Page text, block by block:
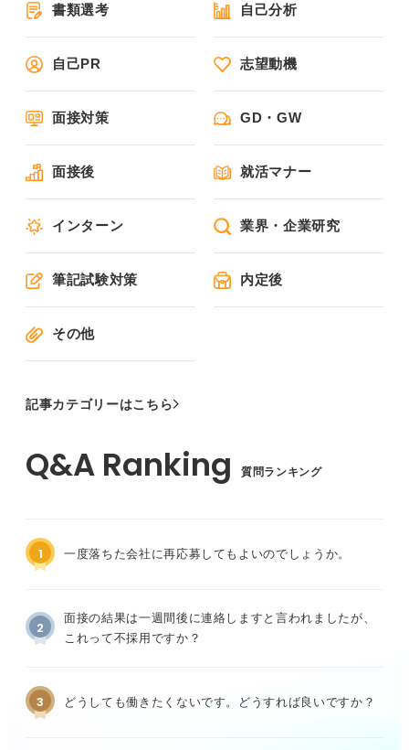
書類選考 自己分析
自己PR 志望動機
面接対策 GD・GW
面接後 就活マナー
インターン 業界・企業研究
筆記試験対策 内定後
その他
記事カテゴリーはこちら
質問ランキング
1 一度落ちた会社に再応募してもよいのでしょうか。
2
面接の結果は一週間後に連絡しますと言われましたが、
これって不採用ですか？
3 どうしても働きたくないです。どうすれば良いですか？